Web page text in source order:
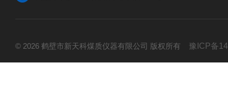
© 2026 鹤壁市新天科煤质仪器有限公司 版权所有 豫ICP备